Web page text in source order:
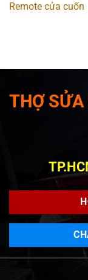
Remote cửa cuốn
THỢ